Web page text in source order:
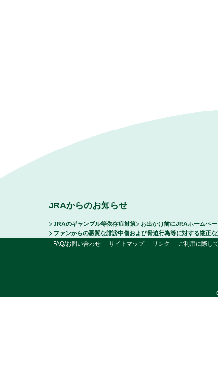
JRAからのお知らせ
JRAのギャンブル等依存症対策
お出かけ前にJRAホームペ
ファンからの悪質な誹謗中傷および脅迫行為等に対する厳正
FAQ/お問い合わせ
サイトマップ リンク ご利用に際し